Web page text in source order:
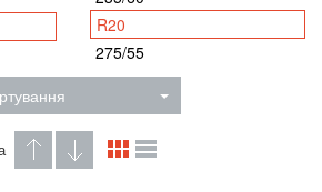
R20
275/55